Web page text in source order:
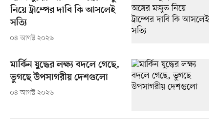
নিয়ে ট্রাম্পের দাবি কি আসলেই
সত্যি
০৪ আগস্ট ২০২৬
মার্কিন যুদ্ধের লক্ষ্য বদলে গেছে,
ভুগছে উপসাগরীয় দেশগুলো
০৪ আগস্ট ২০২৬